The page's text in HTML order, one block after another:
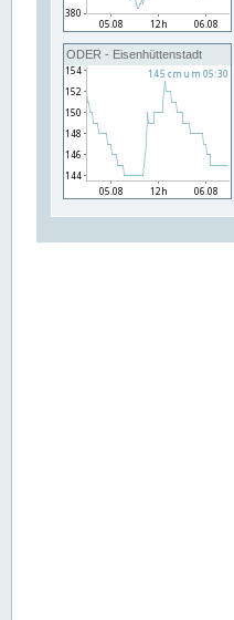
ODER - Eisenhüttenstadt